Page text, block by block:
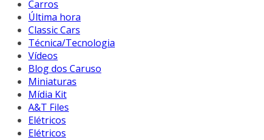
Carros
Última hora
Classic Cars
Técnica/Tecnologia
Vídeos
Blog dos Caruso
Miniaturas
Mídia Kit
A&T Files
Elétricos
Elétricos